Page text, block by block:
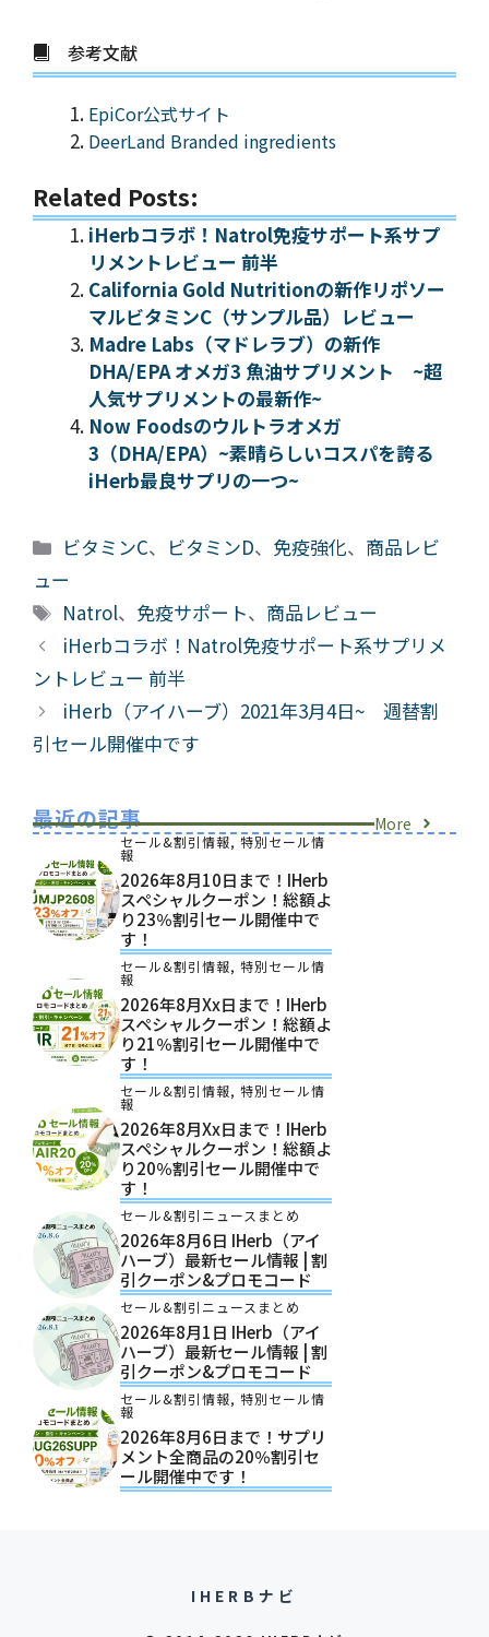
参考文献
EpiCor公式サイト
DeerLand Branded ingredients
Related Posts:
iHerbコラボ！Natrol免疫サポート系サプ
リメントレビュー 前半
California Gold Nutritionの新作リポソー
マルビタミンC（サンプル品）レビュー
Madre Labs（マドレラブ）の新作
DHA/EPA オメガ3 魚油サプリメント ~超
人気サプリメントの最新作~
Now Foodsのウルトラオメガ
3（DHA/EPA）~素晴らしいコスパを誇る
iHerb最良サプリの一つ~
カ
リ
ー
ビタミンC、 ビタミンD、 免疫強化、 商品レビ
ュー
タ
グ
Natrol、 免疫サポート、 商品レビュー
iHerbコラボ！Natrol免疫サポート系サプリメ
ントレビュー 前半
iHerb（アイハーブ）2021年3月4日~ 週替割
引セール開催中です
最近の記事 More
セール&割引情報, 特別セール情
報
2026年8月10日まで！iHerb
スペシャルクーポン！総額よ
り23％割引セール開催中で
す！
セール&割引情報, 特別セール情
報
2026年8月xx日まで！iHerb
スペシャルクーポン！総額よ
り21％割引セール開催中で
す！
セール&割引情報, 特別セール情
報
2026年8月xx日まで！iHerb
スペシャルクーポン！総額よ
り20％割引セール開催中で
す！
セール&割引ニュースまとめ
2026年8月6日 IHerb（アイ
ハーブ）最新セール情報 | 割
引クーポン&プロモコード
セール&割引ニュースまとめ
2026年8月1日 IHerb（アイ
ハーブ）最新セール情報 | 割
引クーポン&プロモコード
セール&割引情報, 特別セール情
報
2026年8月6日まで！サプリ
メント全商品の20％割引セ
ール開催中です！
IHERBナビ